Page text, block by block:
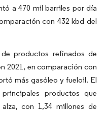
a 470 mil barriles por día
con 432 kbd del
productos refinados de
2021, en comparación con
más gasóleo y fueloil. El
productos que
con 1,34 millones de